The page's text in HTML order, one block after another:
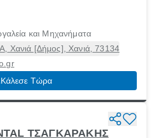
και Μηχανήματα
Χανιά [Δήμος], Χανιά, 73134
Κάλεσε Τώρα
ΤΣΑΓΚΑΡΑΚΗΣ